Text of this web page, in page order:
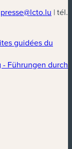
presse@lcto.lu | tél.
guidées du
Führungen durch
fenêtre)